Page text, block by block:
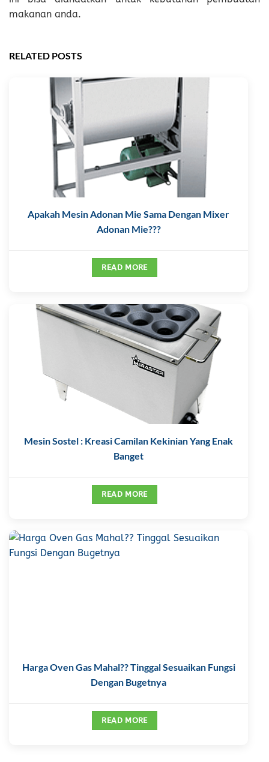
makanan anda.
RELATED POSTS
Apakah Mesin Adonan Mie Sama Dengan Mixer
Adonan Mie???
READ MORE
Mesin Sostel : Kreasi Camilan Kekinian Yang Enak
Banget
READ MORE
Harga Oven Gas Mahal?? Tinggal Sesuaikan Fungsi
Dengan Bugetnya
READ MORE